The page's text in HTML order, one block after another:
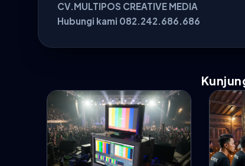
CV.MULTIPOS CREATIVE MEDIA
Hubungi kami 082.242.686.686